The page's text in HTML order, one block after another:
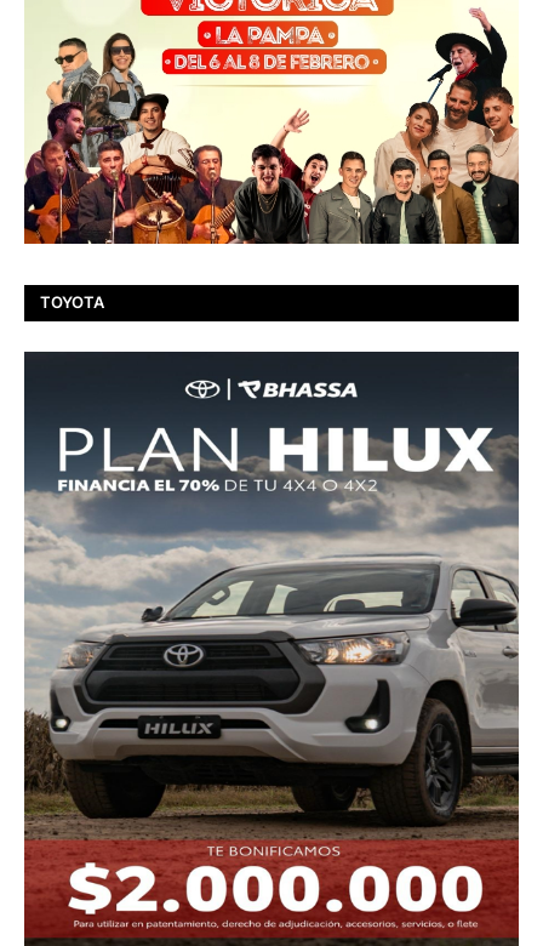
TOYOTA